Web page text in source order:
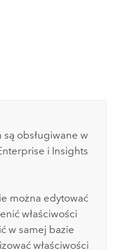
są obsługiwane w
i Insights
można edytować
właściwości
w samej bazie
właściwości